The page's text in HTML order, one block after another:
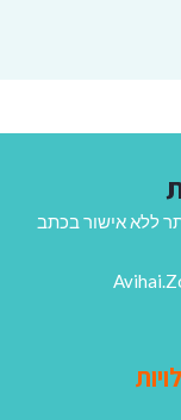
ללא אישור בכתב